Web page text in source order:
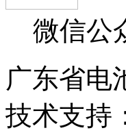
微信公
广东省电
技术支持